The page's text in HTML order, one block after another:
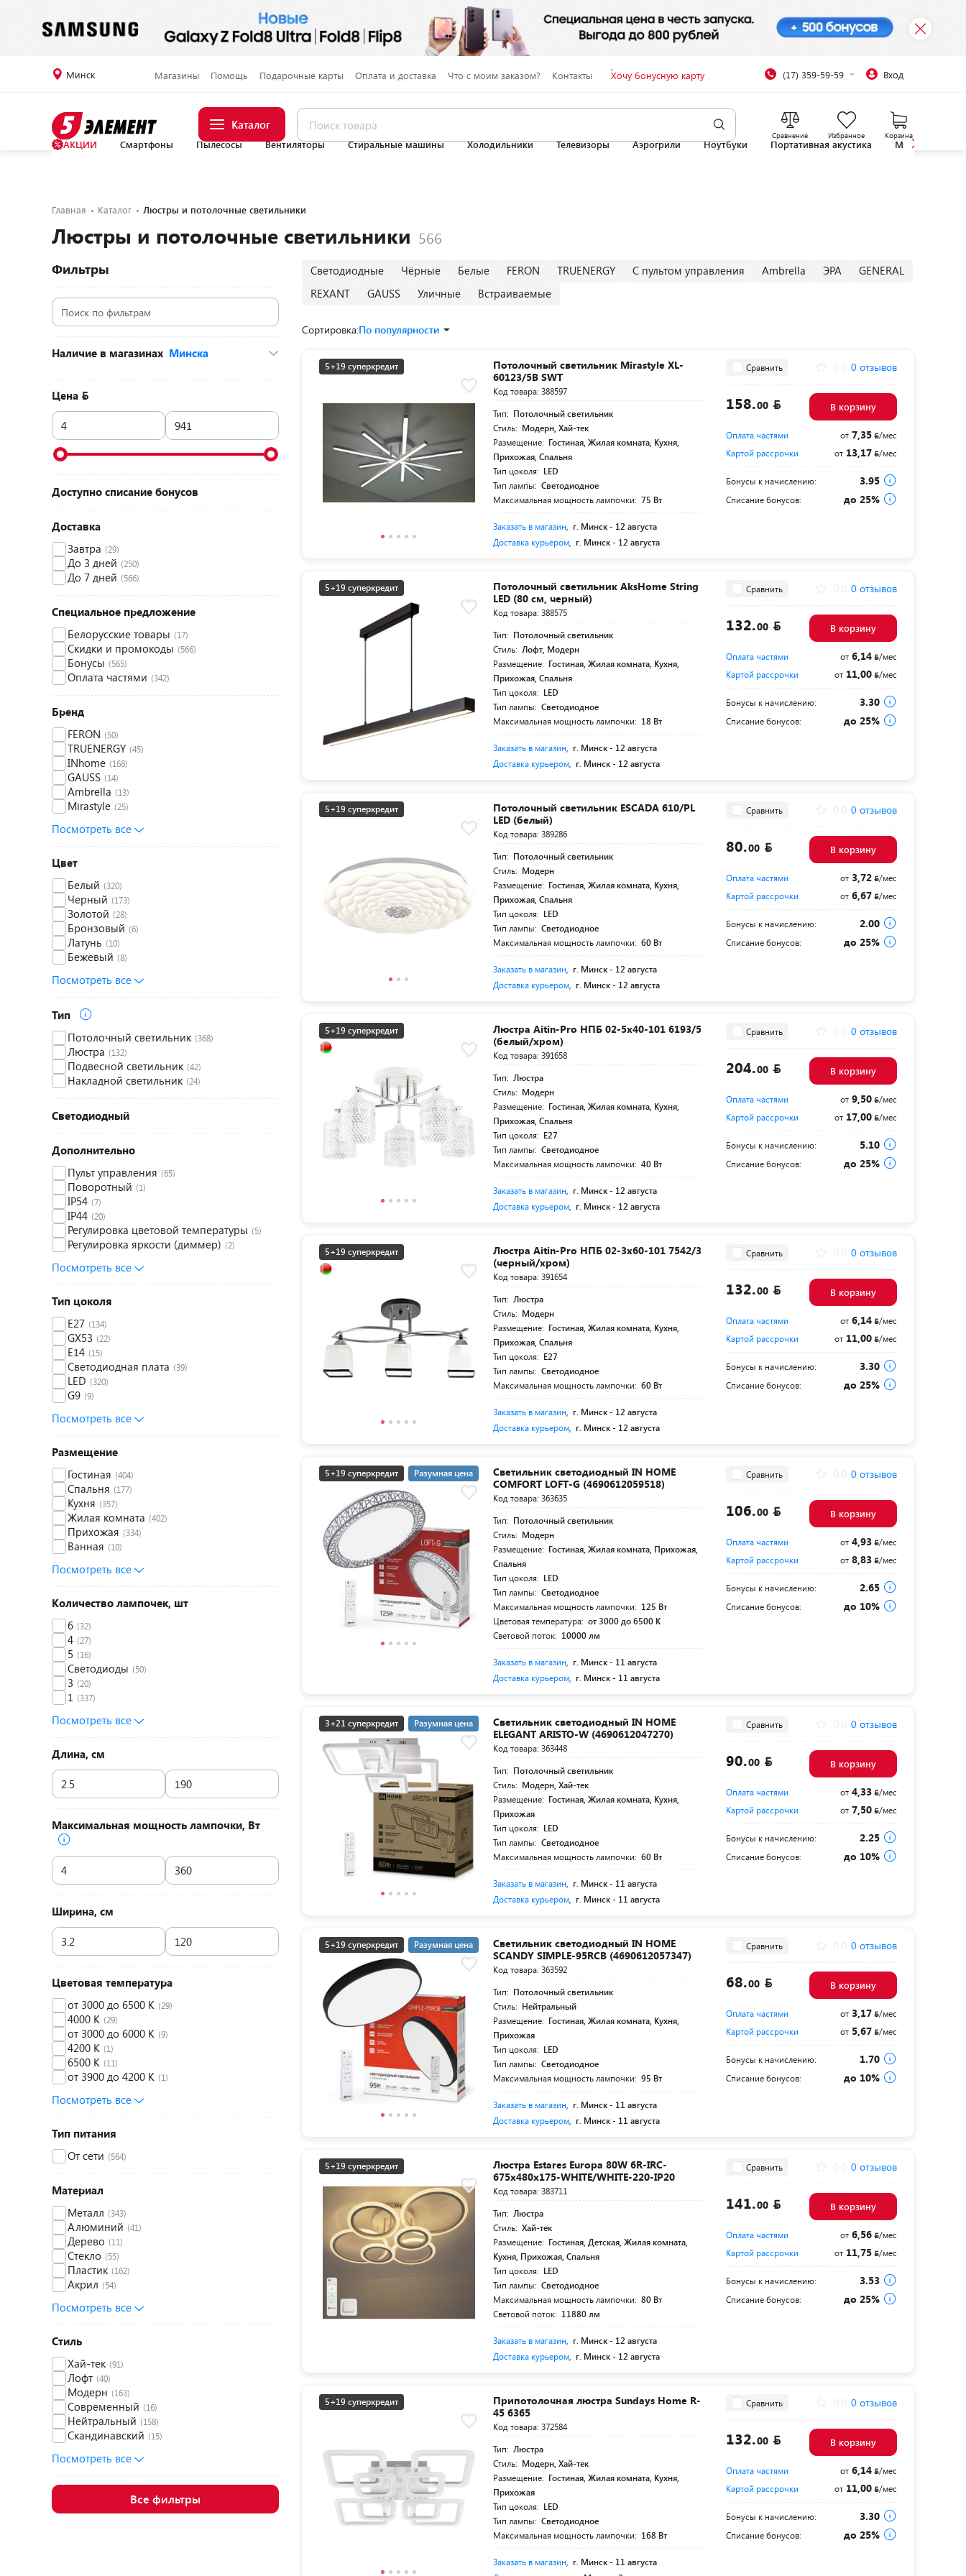
Минск Магазины Помощь Подарочные карты Оплата и доставка Что с моим заказом? Контакты Хочу бонусную карту (17) 359-59-59 Вход
Каталог
Сравнение Избранное Корзина
АКЦИИ Смартфоны Пылесосы Вентиляторы Стиральные машины Холодильники Телевизоры Аэрогрили Ноутбуки Портативная акустика
Главная Каталог Люстры и потолочные светильники
Люстры и потолочные светильники
Фильтры
Наличие в магазинах Минска
ул. Кальварийская, 24 (ТЦ «Корона», 2
этаж)
Цена
Доступно списание бонусов
Доставка
Завтра (29)
До 3 дней (250)
До 7 дней (566)
Специальное предложение
Белорусские товары (17)
Скидки и промокоды (566)
Бонусы (565)
Оплата частями (342)
Бренд
FERON (50)
TRUENERGY (45)
INhome (168)
GAUSS (14)
Ambrella (13)
Mirastyle (25)
Посмотреть все
Цвет
Белый (320)
Черный (173)
Золотой (28)
Бронзовый (6)
Латунь (10)
Бежевый (8)
Посмотреть все
Тип
Потолочный светильник (368)
Люстра (132)
Подвесной светильник (42)
Накладной светильник (24)
Светодиодный
Дополнительно
Пульт управления (65)
Поворотный (1)
IP54 (7)
IP44 (20)
Регулировка цветовой температуры (5)
Регулировка яркости (диммер) (2)
Посмотреть все
Тип цоколя
E27 (134)
GX53 (22)
E14 (15)
Светодиодная плата (39)
LED (320)
G9 (9)
Посмотреть все
Размещение
Гостиная (404)
Спальня (177)
Кухня (357)
Жилая комната (402)
Прихожая (334)
Ванная (10)
Посмотреть все
Количество лампочек, шт
6 (32)
4 (27)
5 (16)
Светодиоды (50)
3 (20)
1 (337)
Посмотреть все
Длина, см
Максимальная мощность лампочки, Вт
Ширина, см
Цветовая температура
от 3000 до 6500 K (29)
4000 K (29)
от 3000 до 6000 K (9)
4200 K (1)
6500 К (11)
от 3900 до 4200 K (1)
Посмотреть все
Тип питания
От сети (564)
Материал
Металл (343)
Алюминий (41)
Дерево (11)
Стекло (55)
Пластик (162)
Акрил (54)
Посмотреть все
Стиль
Хай-тек (91)
Лофт (40)
Модерн (163)
Современный (16)
Нейтральный (158)
Скандинавский (15)
Посмотреть все
Все фильтры
Светодиодные Чёрные Белые FERON TRUENERGY С пультом управления Ambrella ЭРА
GENERAL
REXANT
GAUSS Уличные Встраиваемые
Сортировка:По популярности
5+19 суперкредит
Потолочный светильник Mirastyle XL-
60123/5B SWT
Код товара: 388597
Тип: Потолочный светильник
Стиль: Модерн, Хай-тек
Размещение: Гостиная, Жилая комната, Кухня,
Прихожая, Спальня
Тип цоколя: LED
Тип лампы: Светодиодное
Максимальная мощность лампочки: 75 Вт
Заказать в магазин г. Минск - 12 августа
Доставка курьером г. Минск - 12 августа
Сравнить 0 отзывов
158.00 В корзину
Оплата частями от7,35
/мес
Картой рассрочки
от13,17 /мес
Бонусы к начислению: 3.95
Списание бонусов: до 25%
5+19 суперкредит
Потолочный светильник AksHome String
LED (80 см, черный)
Код товара: 388575
Тип: Потолочный светильник
Стиль: Лофт, Модерн
Размещение: Гостиная, Жилая комната, Кухня,
Прихожая, Спальня
Тип цоколя: LED
Тип лампы: Светодиодное
Максимальная мощность лампочки: 18 Вт
Заказать в магазин г. Минск - 12 августа
Доставка курьером г. Минск - 12 августа
Сравнить 0 отзывов
132.00 В корзину
Оплата частями от6,14
/мес
Картой рассрочки
от11,00 /мес
Бонусы к начислению: 3.30
Списание бонусов: до 25%
5+19 суперкредит
Потолочный светильник ESCADA 610/PL
LED (белый)
Код товара: 389286
Тип: Потолочный светильник
Стиль: Модерн
Размещение: Гостиная, Жилая комната, Кухня,
Прихожая, Спальня
Тип цоколя: LED
Тип лампы: Светодиодное
Максимальная мощность лампочки: 60 Вт
Заказать в магазин г. Минск - 12 августа
Доставка курьером г. Минск - 12 августа
Сравнить 0 отзывов
80.00 В корзину
Оплата частями от3,72
/мес
Картой рассрочки
от6,67 /мес
Бонусы к начислению: 2.00
Списание бонусов: до 25%
5+19 суперкредит
Люстра Aitin-Pro НПБ 02-5x40-101 6193/5
(белый/хром)
Код товара: 391658
Тип: Люстра
Стиль: Модерн
Размещение: Гостиная, Жилая комната, Кухня,
Прихожая, Спальня
Тип цоколя: E27
Тип лампы: Светодиодное
Максимальная мощность лампочки: 40 Вт
Заказать в магазин г. Минск - 12 августа
Доставка курьером г. Минск - 12 августа
Сравнить 0 отзывов
204.00 В корзину
Оплата частями от9,50
/мес
Картой рассрочки
от17,00 /мес
Бонусы к начислению: 5.10
Списание бонусов: до 25%
5+19 суперкредит
Люстра Aitin-Pro НПБ 02-3x60-101 7542/3
(черный/хром)
Код товара: 391654
Тип: Люстра
Стиль: Модерн
Размещение: Гостиная, Жилая комната, Кухня,
Прихожая, Спальня
Тип цоколя: E27
Тип лампы: Светодиодное
Максимальная мощность лампочки: 60 Вт
Заказать в магазин г. Минск - 12 августа
Доставка курьером г. Минск - 12 августа
Сравнить 0 отзывов
132.00 В корзину
Оплата частями от6,14
/мес
Картой рассрочки
от11,00 /мес
Бонусы к начислению: 3.30
Списание бонусов: до 25%
5+19 суперкредит Разумная цена
Светильник светодиодный IN HOME
COMFORT LOFT-G (4690612059518)
Код товара: 363635
Тип: Потолочный светильник
Стиль: Модерн
Размещение: Гостиная, Жилая комната, Прихожая,
Спальня
Тип цоколя: LED
Тип лампы: Светодиодное
Максимальная мощность лампочки: 125 Вт
Цветовая температура: от 3000 до 6500 K
Световой поток: 10000 лм
Заказать в магазин г. Минск - 11 августа
Доставка курьером г. Минск - 11 августа
Сравнить 0 отзывов
106.00 В корзину
Оплата частями от4,93
/мес
Картой рассрочки
от8,83 /мес
Бонусы к начислению: 2.65
Списание бонусов: до 10%
3+21 суперкредит Разумная цена
Светильник светодиодный IN HOME
ELEGANT ARISTO-W (4690612047270)
Код товара: 363448
Тип: Потолочный светильник
Стиль: Модерн, Хай-тек
Размещение: Гостиная, Жилая комната, Кухня,
Прихожая
Тип цоколя: LED
Тип лампы: Светодиодное
Максимальная мощность лампочки: 60 Вт
Заказать в магазин г. Минск - 11 августа
Доставка курьером г. Минск - 11 августа
Сравнить 0 отзывов
90.00 В корзину
Оплата частями от4,33
/мес
Картой рассрочки
от7,50 /мес
Бонусы к начислению: 2.25
Списание бонусов: до 10%
5+19 суперкредит Разумная цена
Светильник светодиодный IN HOME
SCANDY SIMPLE-95RCB (4690612057347)
Код товара: 363592
Тип: Потолочный светильник
Стиль: Нейтральный
Размещение: Гостиная, Жилая комната, Кухня,
Прихожая
Тип цоколя: LED
Тип лампы: Светодиодное
Максимальная мощность лампочки: 95 Вт
Заказать в магазин г. Минск - 11 августа
Доставка курьером г. Минск - 11 августа
Сравнить 0 отзывов
68.00 В корзину
Оплата частями от3,17
/мес
Картой рассрочки
от5,67 /мес
Бонусы к начислению: 1.70
Списание бонусов: до 10%
5+19 суперкредит
Люстра Estares Europa 80W 6R-IRC-
675x480x175-WHITE/WHITE-220-IP20
Код товара: 383711
Тип: Люстра
Стиль: Хай-тек
Размещение: Гостиная, Детская, Жилая комната,
Кухня, Прихожая, Спальня
Тип цоколя: LED
Тип лампы: Светодиодное
Максимальная мощность лампочки: 80 Вт
Световой поток: 11880 лм
Заказать в магазин г. Минск - 12 августа
Доставка курьером г. Минск - 12 августа
Сравнить 0 отзывов
141.00 В корзину
Оплата частями от6,56
/мес
Картой рассрочки
от11,75 /мес
Бонусы к начислению: 3.53
Списание бонусов: до 25%
5+19 суперкредит
Припотолочная люстра Sundays Home R-
45 6365
Код товара: 372584
Тип: Люстра
Стиль: Модерн, Хай-тек
Размещение: Гостиная, Жилая комната, Кухня,
Прихожая
Тип цоколя: LED
Тип лампы: Светодиодное
Максимальная мощность лампочки: 168 Вт
Заказать в магазин г. Минск - 11 августа
Сравнить 0 отзывов
132.00 В корзину
Оплата частями от6,14
/мес
Картой рассрочки
от11,00 /мес
Бонусы к начислению: 3.30
Списание бонусов: до 25%